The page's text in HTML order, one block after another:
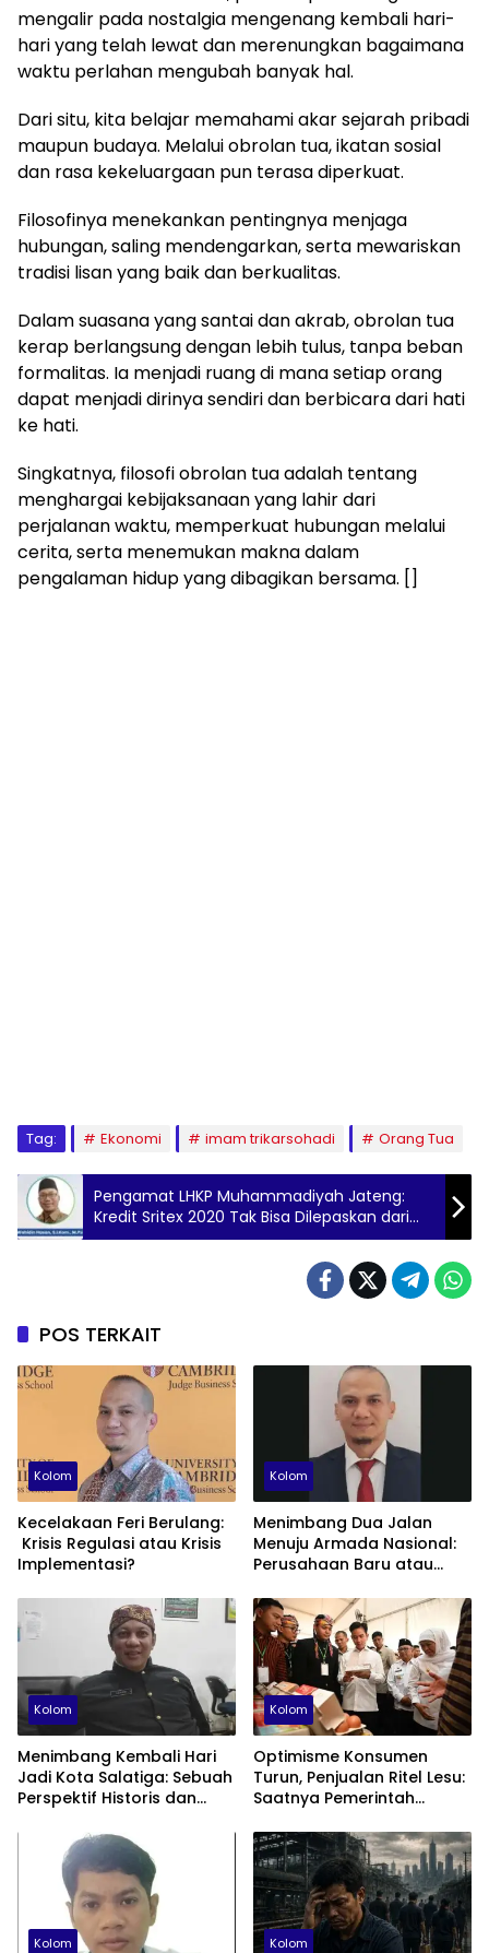
mengalir pada nostalgia mengenang kembali hari-
hari yang telah lewat dan merenungkan bagaimana
waktu perlahan mengubah banyak hal.
Dari situ, kita belajar memahami akar sejarah pribadi
maupun budaya. Melalui obrolan tua, ikatan sosial
dan rasa kekeluargaan pun terasa diperkuat.
Filosofinya menekankan pentingnya menjaga
hubungan, saling mendengarkan, serta mewariskan
tradisi lisan yang baik dan berkualitas.
Dalam suasana yang santai dan akrab, obrolan tua
kerap berlangsung dengan lebih tulus, tanpa beban
formalitas. Ia menjadi ruang di mana setiap orang
dapat menjadi dirinya sendiri dan berbicara dari hati
ke hati.
Singkatnya, filosofi obrolan tua adalah tentang
menghargai kebijaksanaan yang lahir dari
perjalanan waktu, memperkuat hubungan melalui
cerita, serta menemukan makna dalam
pengalaman hidup yang dibagikan bersama. []
Tag: Ekonomi imam trikarsohadi Orang Tua
Pengamat LHKP Muhammadiyah Jateng:
Kredit Sritex 2020 Tak Bisa Dilepaskan dari
Kebijakan Negara Saat Pandemi
POS TERKAIT
Kolom
Kecelakaan Feri Berulang:
Krisis Regulasi atau Krisis
Implementasi?
Kolom
Menimbang Dua Jalan
Menuju Armada Nasional:
Perusahaan Baru atau
Kolom
Menimbang Kembali Hari
Jadi Kota Salatiga: Sebuah
Perspektif Historis dan
Kolom
Optimisme Konsumen
Turun, Penjualan Ritel Lesu:
Saatnya Pemerintah
Fokus Membenahi Ekonomi
Domestik
Kolom Kolom